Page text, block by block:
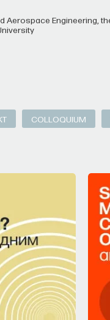
COLLOQUIUM